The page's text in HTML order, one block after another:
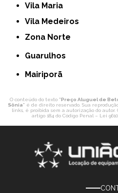
Vila Maria
Vila Medeiros
Zona Norte
Guarulhos
Mairiporã
O conteúdo do texto "Preço Aluguel de
Sônia" é de direito reservado. Sua
links, é proibida sem a autorização do
artigo 184 do Código Penal – Lei